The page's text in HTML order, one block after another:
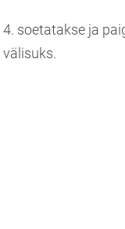
4. soetatakse ja
välisuks.